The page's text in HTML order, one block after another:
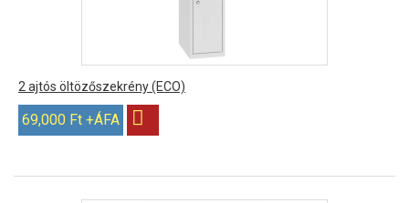
2 ajtós öltözőszekrény (ECO)
69,000 Ft +ÁFA